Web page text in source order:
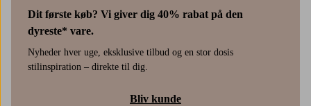
Dit første køb? Vi giver dig 40% rabat på den
dyreste* vare.
Nyheder hver uge, eksklusive tilbud og en stor dosis
stilinspiration – direkte til dig.
Bliv kunde